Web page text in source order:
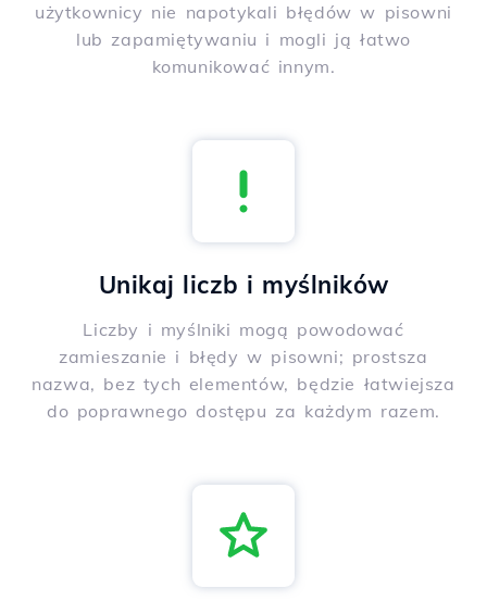
użytkownicy nie napotykali błędów w pisowni
lub zapamiętywaniu i mogli ją łatwo
komunikować innym.
Unikaj liczb i myślników
Liczby i myślniki mogą powodować
zamieszanie i błędy w pisowni; prostsza
nazwa, bez tych elementów, będzie łatwiejsza
do poprawnego dostępu za każdym razem.